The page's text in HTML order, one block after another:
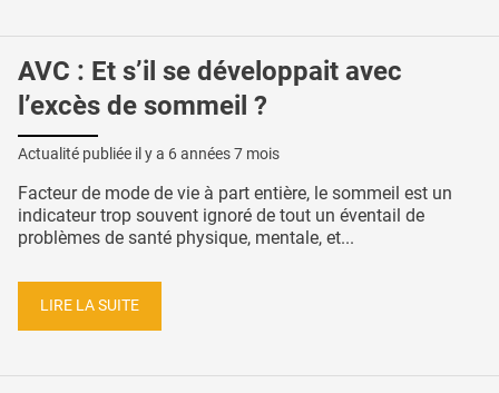
AVC : Et s’il se développait avec
l’excès de sommeil ?
Actualité publiée il y a 6 années 7 mois
Facteur de mode de vie à part entière, le sommeil est un
indicateur trop souvent ignoré de tout un éventail de
problèmes de santé physique, mentale, et...
LIRE LA SUITE